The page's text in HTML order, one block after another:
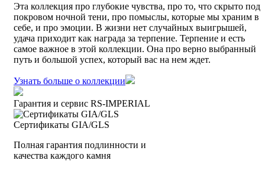
Эта коллекция про глубокие чувства, про то, что скрыто под
покровом ночной тени, про помыслы, которые мы храним в
себе, и про эмоции. В жизни нет случайных выигрышей,
удача приходит как награда за терпение. Терпение и есть
самое важное в этой коллекции. Она про верно выбранный
путь и большой успех, который вас на нем ждет.
Узнать больше о коллекции
Гарантия и сервис RS‑IMPERIAL
Сертификаты GIA/GLS
Полная гарантия подлинности и
качества каждого камня